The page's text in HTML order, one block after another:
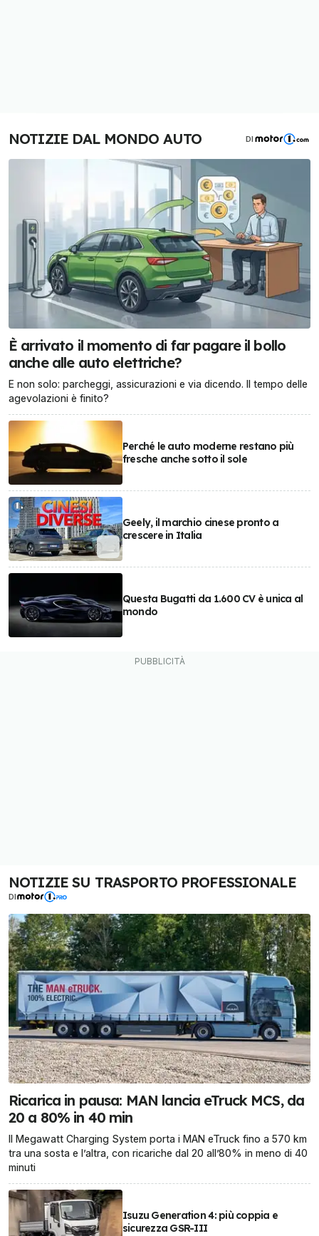
NOTIZIE DAL MONDO AUTO DI
È arrivato il momento di far pagare il bollo
anche alle auto elettriche?
E non solo: parcheggi, assicurazioni e via dicendo. Il tempo delle
agevolazioni è finito?
Perché le auto moderne restano più
fresche anche sotto il sole
Geely, il marchio cinese pronto a
crescere in Italia
Questa Bugatti da 1.600 CV è unica al
mondo
NOTIZIE SU TRASPORTO PROFESSIONALE
DI
Ricarica in pausa: MAN lancia eTruck MCS, da
20 a 80% in 40 min
Il Megawatt Charging System porta i MAN eTruck fino a 570 km
tra una sosta e l’altra, con ricariche dal 20 all’80% in meno di 40
minuti
Isuzu Generation 4: più coppia e
sicurezza GSR-III